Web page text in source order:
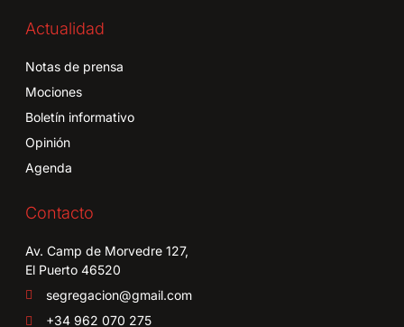
Actualidad
Notas de prensa
Mociones
Boletín informativo
Opinión
Agenda
Contacto
Av. Camp de Morvedre 127,
El Puerto 46520
segregacion@gmail.com
+34 962 070 275